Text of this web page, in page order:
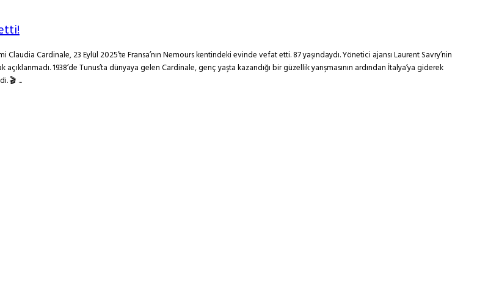
Cardinale, 23 Eylül 2025’te Fransa’nın Nemours kentindeki evinde vefat etti. 87 yaşındaydı. Yönetici ajansı Laurent Savry’nin
1938’de Tunus’ta dünyaya gelen Cardinale, genç yaşta kazandığı bir güzellik yarışmasının ardından İtalya’ya giderek
🎬 ...